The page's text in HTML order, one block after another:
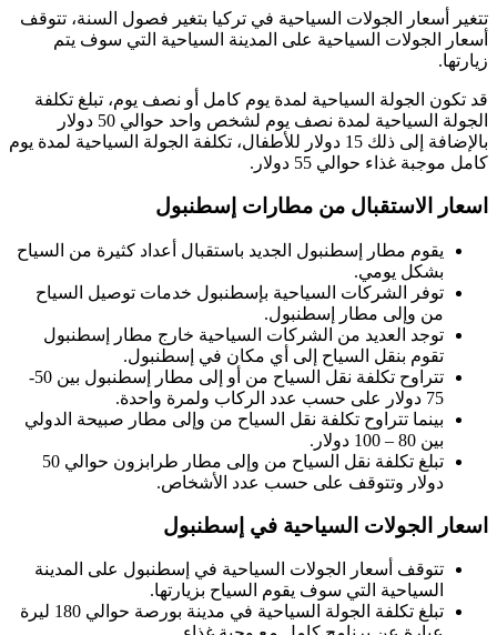
تتغير أسعار الجولات السياحية في تركيا بتغير فصول السنة، تتوقف
أسعار الجولات السياحية على المدينة السياحية التي سوف يتم
زيارتها.
قد تكون الجولة السياحية لمدة يوم كامل أو نصف يوم، تبلغ تكلفة
الجولة السياحية لمدة نصف يوم لشخص واحد حوالي 50 دولار
بالإضافة إلى ذلك 15 دولار للأطفال، تكلفة الجولة السياحية لمدة يوم
كامل موجبة غذاء حوالي 55 دولار.
اسعار الاستقبال من مطارات إسطنبول
يقوم مطار إسطنبول الجديد باستقبال أعداد كثيرة من السياح
بشكل يومي.
توفر الشركات السياحية بإسطنبول خدمات توصيل السياح
من وإلى مطار إسطنبول.
توجد العديد من الشركات السياحية خارج مطار إسطنبول
تقوم بنقل السياح إلى أي مكان في إسطنبول.
تتراوح تكلفة نقل السياح من أو إلى مطار إسطنبول بين 50-
75 دولار على حسب عدد الركاب ولمرة واحدة.
بينما تتراوح تكلفة نقل السياح من وإلى مطار صبيحة الدولي
بين 80 – 100 دولار.
تبلغ تكلفة نقل السياح من وإلى مطار طرابزون حوالي 50
دولار وتتوقف على حسب عدد الأشخاص.
اسعار الجولات السياحية في إسطنبول
تتوقف أسعار الجولات السياحية في إسطنبول على المدينة
السياحية التي سوف يقوم السياح بزيارتها.
تبلغ تكلفة الجولة السياحية في مدينة بورصة حوالي 180 ليرة